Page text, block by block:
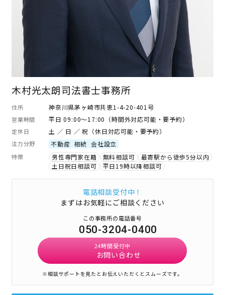
木村光太朗司法書士事務所
住所 神奈川県茅ヶ崎市共恵1-4-20-401号
営業時間 平日 09:00～17:00（時間外対応可能・要予約）
定休日 土 ／ 日 ／ 祝（休日対応可能・要予約）
注力分野 不動産 相続 会社設立
特徴 男性専門家在籍 無料相談可
最寄駅から徒歩5分以内
土日祝日相談可
平日19時以降相談可
電話相談受付中！
まずはお気軽にご相談ください
この事務所の電話番号
050-3204-0400
24時間受付中
お問い合わせ
※相談サポートを見たとお伝えいただくとスムーズです。